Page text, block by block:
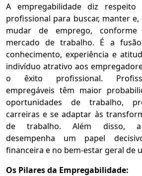
A empregabilidade diz
profissional para buscar, manter
mudar de emprego,
mercado de trabalho. É a
conhecimento, experiência e
indivíduo atrativo aos
o êxito profissional.
empregáveis têm maior
oportunidades de trabalho,
carreiras e se adaptar às
de trabalho. Além disso, a
desempenha um papel
financeira e no bem-estar geral de
Os Pilares da Empregabilidade: